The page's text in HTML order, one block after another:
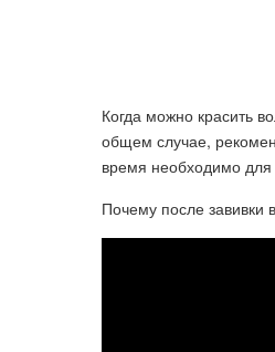
Когда можно красить
общем случае,
время необходимо для
Почему после завивки